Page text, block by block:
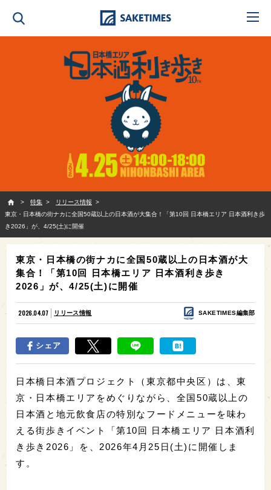
特集
リリース情報
東京・日本橋の街ナカに全国50蔵以上の日本酒が大集合！「第10回 日本橋エリア 日本酒利き歩
き2026」が、4/25(土)に開催
東京・日本橋の街ナカに全国50蔵以上の日本酒が大
集合！「第10回 日本橋エリア 日本酒利き歩き
2026」が、4/25(土)に開催
2026.04.07 リリース情報 SAKETIMES編集部
シェア
日本橋日本酒プロジェクト（東京都中央区）は、東
京・日本橋エリアをめぐりながら、全国50蔵以上の
日本酒と地元飲食店の特別なフードメニューを味わ
える街歩きイベント「第10回 日本橋エリア 日本酒利
き歩き2026」を、2026年4月25日(土)に開催しま
す。